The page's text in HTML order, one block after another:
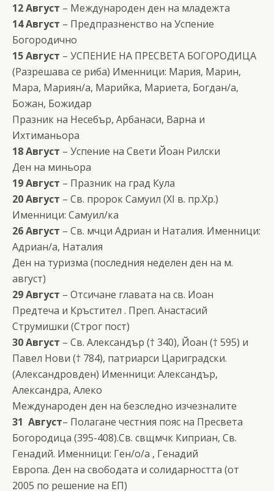
12 Август – Международен ден на младежта
14 Август – Предпразненство на Успение
Богородично
15 Август – УСПЕНИЕ НА ПРЕСВЕТА БОГОРОДИЦА
(Разрешава се риба) Именници: Мария, Марин,
Мара, Мариян/а, Марийка, Мариета, Богдан/а,
Божан, Божидар
Празник на Несебър, Арбанаси, Варна и
Ихтиманьора
18 Август – Успение на Свети Йоан Рилски
Ден на миньора
19 Август – Празник на град Кула
20 Август – Св. пророк Самуил (XI в. пр.Хр.)
Именници: Самуил/ка
26 Август – Св. мчци Адриан и Наталия. Именници:
Адриан/а, Наталия
Ден на туризма (последния неделен ден на м.
август)
29 Август – Отсичане главата на св. Иоан
Предтеча и Кръстител . Преп. Анастасий
Струмишки (Строг пост)
30 Август – Св. Александър († 340), Йоан († 595) и
Павел Нови († 784), патриарси Цариградски.
(Александровден) Именници: Александър,
Александра, Алеко
Международен ден на безследно изчезналите
31 Август– Полагане честния пояс на Пресвета
Богородица (395-408).Св. свщмчк Киприан, Св.
Генадий. Именници: Ген/о/а , Генадий
Европа. Ден на свободата и солидарността (от
2005 по решение на ЕП)